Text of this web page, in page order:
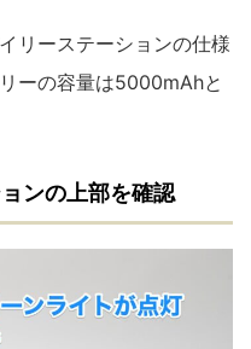
リーステーションの仕様
ーの容量は5000mAhと
ンの上部を確認